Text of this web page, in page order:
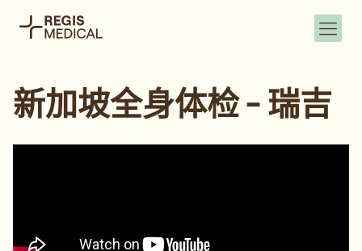
新加坡全身体检 - 瑞吉